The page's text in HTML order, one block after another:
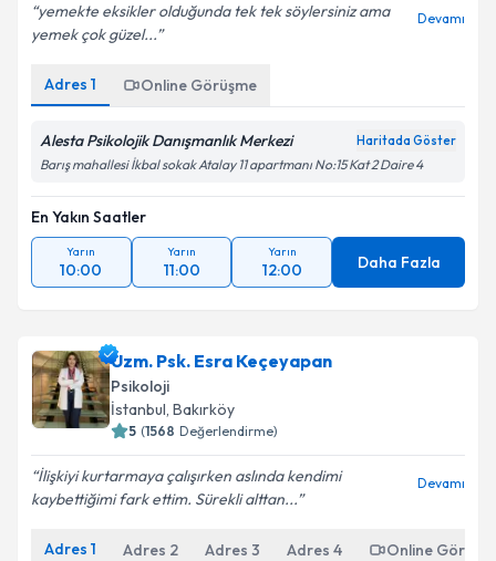
yemekte eksikler olduğunda tek tek söylersiniz ama
yemek çok güzel...
Devamı
Adres 1 Online Görüşme
Alesta Psikolojik Danışmanlık Merkezi Haritada Göster
Barış mahallesi İkbal sokak Atalay 11 apartmanı No:15 Kat 2 Daire 4
En Yakın Saatler
Yarın
10:00
Yarın
11:00
Yarın
12:00 Daha Fazla
Uzm. Psk. Esra Keçeyapan
Psikoloji
İstanbul, Bakırköy
5 (1568 Değerlendirme)
İlişkiyi kurtarmaya çalışırken aslında kendimi
kaybettiğimi fark ettim. Sürekli alttan...
Devamı
Adres 1 Adres 2 Adres 3 Adres 4 Online